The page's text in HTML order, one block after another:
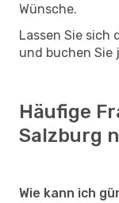
Wünsche.
Lassen Sie
und buchen Sie
Häufige
Salzburg
Wie kann ich